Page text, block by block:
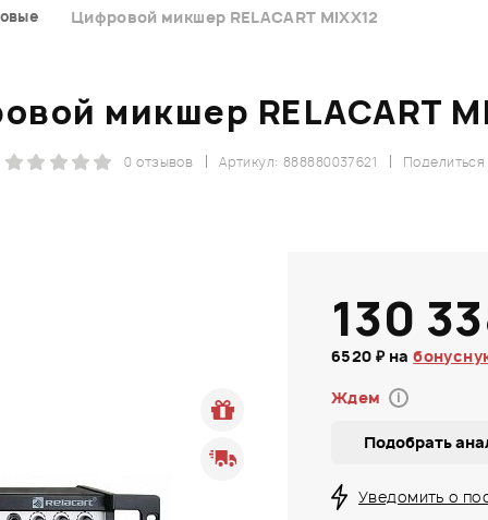
Цифровой микшер RELACART MIXX12
микшер RELACART
Поделиться
Артикул: 888880037621
0 отзывов
130
6520 ₽ на
Ждем i
Подобрать
Уведомить о